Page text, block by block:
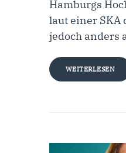
Hamburgs
laut einer SKA
jedoch anders
WEITERLESEN